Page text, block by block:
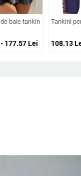
pentru piscină și băi
cu mâneci
imprimeu sexy,
82% poliester / 18%
baie tankini cu pernă
177.57Lei
Tankini
108.13